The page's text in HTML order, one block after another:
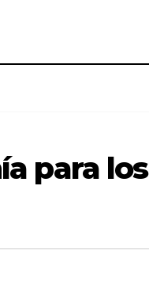
para los